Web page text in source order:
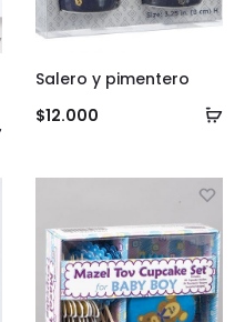
Añadir
Salero y pimentero
$12.000